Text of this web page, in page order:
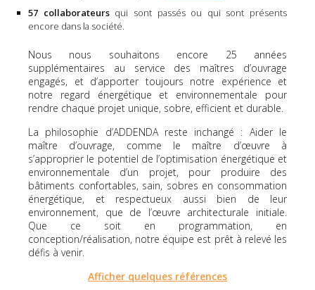
57 collaborateursqui sont passés ou qui sont présents
encore dans la société.
Nous nous souhaitons encore 25 années
supplémentaires au service des maîtres d’ouvrage
engagés, et d’apporter toujours notre expérience et
notre regard énergétique et environnementale pour
rendre chaque projet unique, sobre, efficient et durable.
La philosophie d’ADDENDA reste inchangé : Aider le
maître d’ouvrage, comme le maître d’œuvre à
s’approprier le potentiel de l’optimisation énergétique et
environnementale d’un projet, pour produire des
bâtiments confortables, sain, sobres en consommation
énergétique, et respectueux aussi bien de leur
environnement, que de l’œuvre architecturale initiale.
Que ce soit en programmation, en
conception/réalisation, notre équipe est prêt à relevé les
défis à venir.
Afficher quelques références